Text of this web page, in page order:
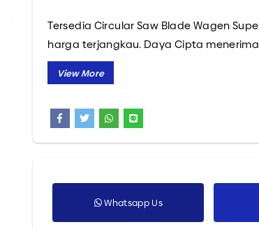
Semua Produk
Tersedia Circular Saw Blade Wagen
harga terjangkau. Daya Cipta
kami sekarang.
Whatsapp Us